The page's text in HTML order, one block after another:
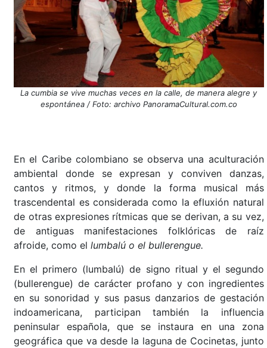
La cumbia se vive muchas veces en la calle, de manera alegre y
espontánea / Foto: archivo PanoramaCultural.com.co
En el Caribe colombiano se observa una aculturación
ambiental donde se expresan y conviven danzas,
cantos y ritmos, y donde la forma musical más
trascendental es considerada como la efluxión natural
de otras expresiones rítmicas que se derivan, a su vez,
de antiguas manifestaciones folklóricas de raíz
afroide, como ellumbalú o el bullerengue.
En el primero (lumbalú) de signo ritual y el segundo
(bullerengue) de carácter profano y con ingredientes
en su sonoridad y sus pasus danzarios de gestación
indoamericana, participan también la influencia
peninsular española, que se instaura en una zona
geográfica que va desde la laguna de Cocinetas, junto